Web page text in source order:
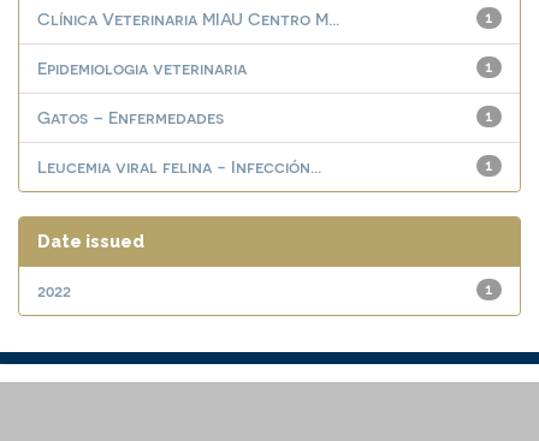
1
Clínica Veterinaria MIAU Centro M...
1
Epidemiologia veterinaria
1
Gatos – Enfermedades
1
Leucemia viral felina - Infección...
Date issued
1
2022